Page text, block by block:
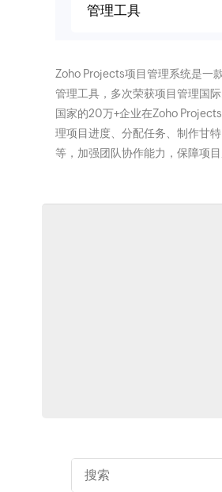
管理工具
Zoho Projects项目管理系统是一
管理工具，多次荣获项目管理国
国家的20万+企业在Zoho
理项目进度、分配任务、制作甘
等，加强团队协作能力，保障项目